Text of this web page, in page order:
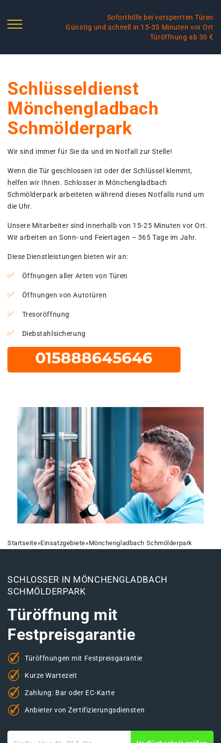
Soforthilfe bei versperrten Türen
Günstig und schnell in 15-35 Minuten vor Ort
Türöffnung ab 30 €
Schlüsseldienst
Mönchengladbach
Schmölderpark
Wir sind immer für Sie da und im Notfall zur Stelle!
Wenn die Tür geschlossen ist oder der Schlüssel klemmt,
helfen wir Ihnen. Schlosser in Mönchengladbach
Schmölderpark arbeiteten während dieses Notfalls rund um
die Uhr.
Unsere Mitarbeiter sind innerhalb von 15-25 Minuten vor Ort.
Wir arbeiten an Sonn- und Feiertagen – 365 Tage im Jahr.
Diese Dienstleistungen bieten wir an:
Öffnungen aller Arten von Türen
Öffnungen von Autotüren
Tresoröffnung
Diebstahlsicherung
Startseite»Einsatzgebiete»Mönchengladbach Schmölderpark
SCHLOSSER IN MÖNCHENGLADBACH
SCHMÖLDERPARK
Türöffnung mit
Festpreisgarantie
Türöffnungen mit Festpreisgarantie
Kurze Wartezeit
Zahlung: Bar oder EC-Karte
Anbieter von Zertifizierungsdiensten